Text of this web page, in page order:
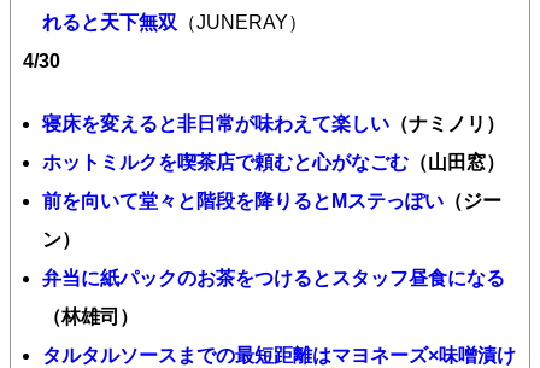
れると天下無双 （JUNERAY）
4/30
寝床を変えると非日常が味わえて楽しい （ナミノリ）
ホットミルクを喫茶店で頼むと心がなごむ （山田窓）
前を向いて堂々と階段を降りるとMステっぽい （ジー
ン）
弁当に紙パックのお茶をつけるとスタッフ昼食になる
（林雄司）
タルタルソースまでの最短距離はマヨネーズ×味噌漬け